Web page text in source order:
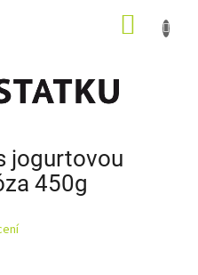
jogurtovou
450g